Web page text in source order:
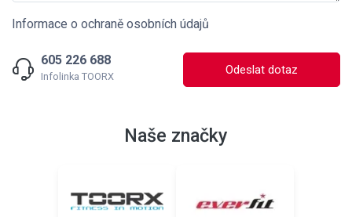
Informace o ochraně osobních údajů
605 226 688
Infolinka TOORX Odeslat dotaz
Naše značky